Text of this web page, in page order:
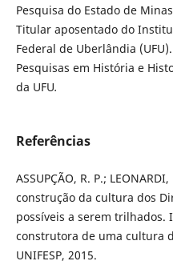
Pesquisa do Estado de
Titular aposentado do
Federal de Uberlândia
Pesquisas em História e
da UFU.
Referências
ASSUPÇÃO, R. P.;
construção da cultura dos
possíveis a serem trilhados.
construtora de uma cultura
UNIFESP, 2015.